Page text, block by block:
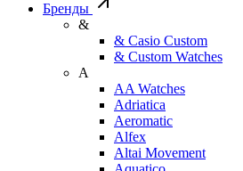
Бренды
&
& Casio Custom
& Custom Watches
A
AA Watches
Adriatica
Aeromatic
Alfex
Altai Movement